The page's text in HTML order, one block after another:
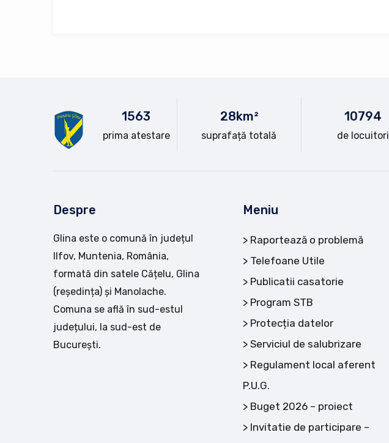
1563
prima atestare
28km²
suprafață totală
10794
de locuitori
Despre
Glina este o comună în județul
Ilfov, Muntenia, România,
formată din satele Cățelu, Glina
(reședința) și Manolache.
Comuna se află în sud-estul
județului, la sud-est de
București.
Meniu
Raportează o problemă
Telefoane Utile
Publicatii casatorie
Program STB
Protecția datelor
Serviciul de salubrizare
Regulament local aferent
P.U.G.
Buget 2026 – proiect
Invitatie de participare –